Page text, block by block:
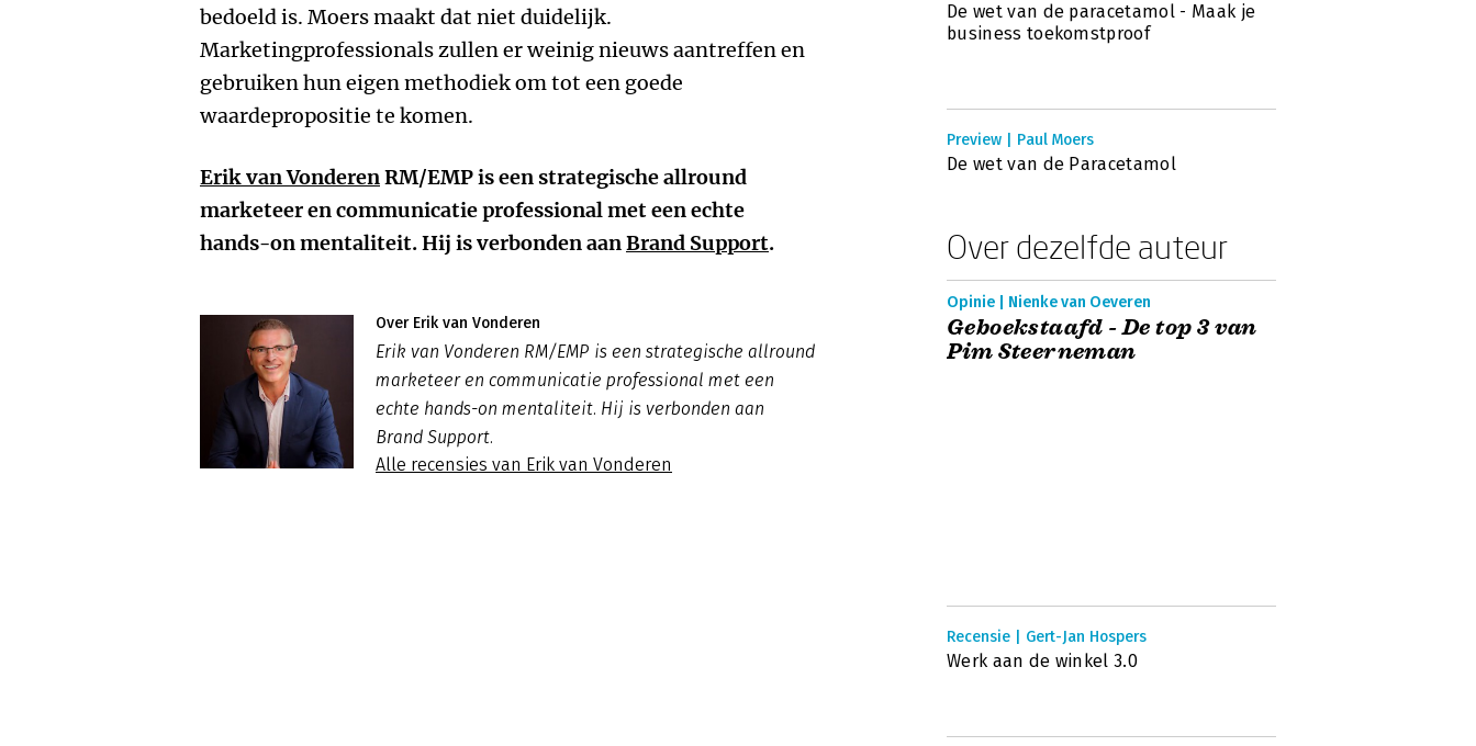
bedoeld is. Moers maakt dat niet duidelijk.
Marketingprofessionals zullen er weinig nieuws aantreffen en
gebruiken hun eigen methodiek om tot een goede
waardepropositie te komen.
Erik van VonderenRM/EMP is een strategische allround
marketeer en communicatie professional met een echte
hands-on mentaliteit. Hij is verbonden aanBrand Support.
Over Erik van Vonderen
Erik van Vonderen RM/EMP is een strategische allround
marketeer en communicatie professional met een
echte hands-on mentaliteit. Hij is verbonden aan
Brand Support.
Alle recensies van Erik van Vonderen
De wet van de paracetamol - Maak je
business toekomstproof
Preview | Paul Moers
De wet van de Paracetamol
Over dezelfde auteur
Opinie | Nienke van Oeveren
Geboekstaafd - De top 3 van
Pim Steerneman
Recensie | Gert-Jan Hospers
Werk aan de winkel 3.0